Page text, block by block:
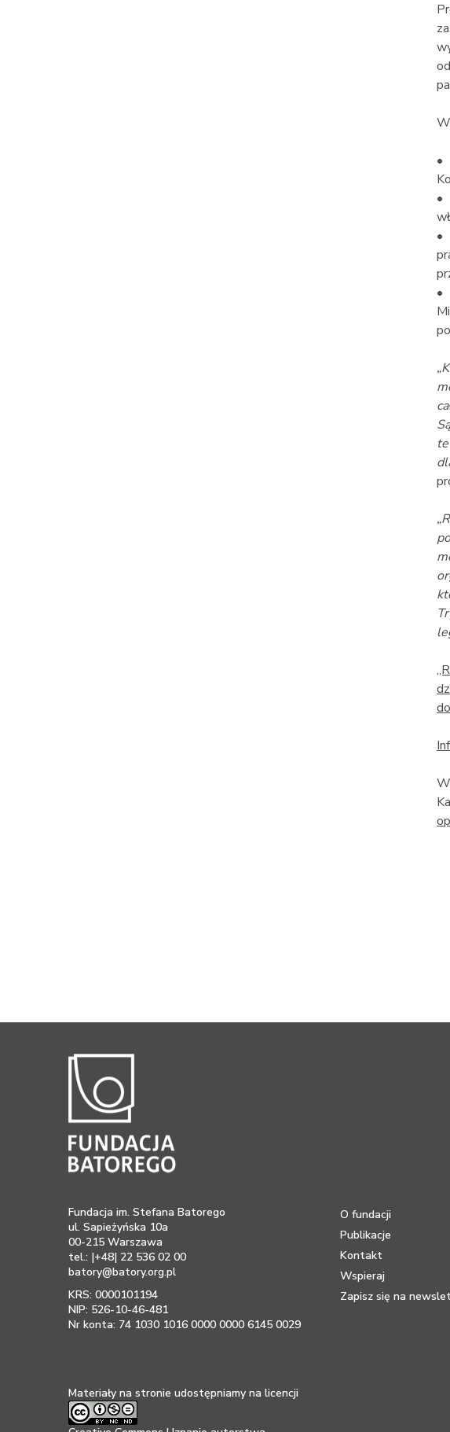
•
•
•
•
Fundacja im. Stefana Batorego
ul. Sapieżyńska 10a
00-215 Warszawa
tel.: |+48| 22 536 02 00
batory@batory.org.pl
KRS: 0000101194
NIP: 526-10-46-481
Nr konta: 74 1030 1016 0000 0000 6145 0029
Materiały na stronie udostępniamy na licencji
O fundacji
Publikacje
Kontakt
Wspieraj
Zapisz się na